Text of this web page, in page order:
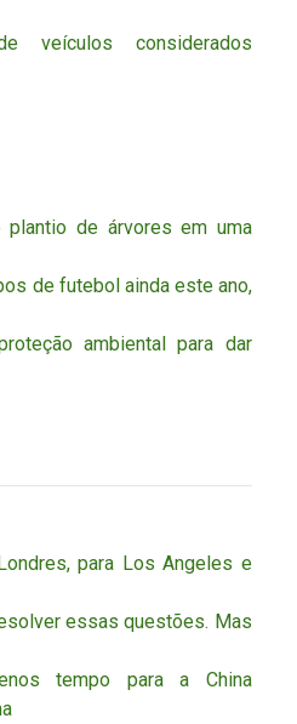
veículos considerados
de árvores em uma
de futebol ainda este ano,
ambiental para dar
para Los Angeles e
essas questões. Mas
tempo para a China